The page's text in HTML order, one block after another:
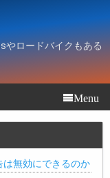
やロードバイクもある
Menu
無効にできるのか